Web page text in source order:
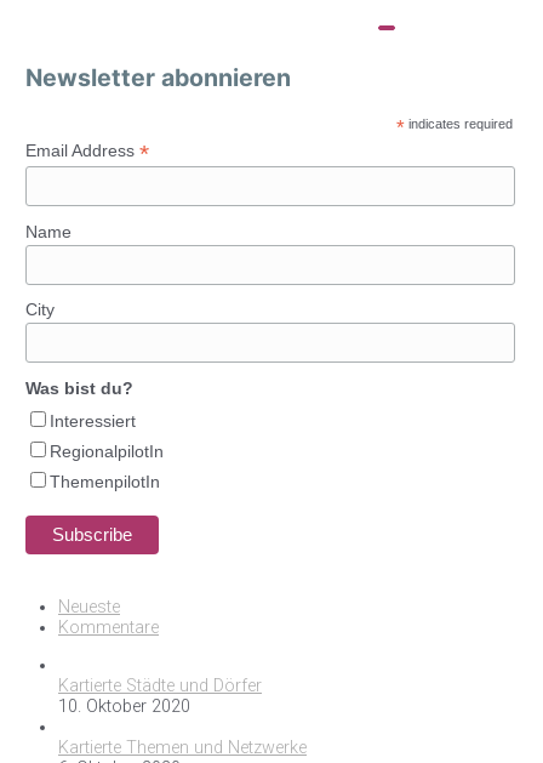
Newsletter abonnieren
* indicates required
Email Address *
Name
City
Was bist du?
Interessiert
RegionalpilotIn
ThemenpilotIn
Neueste
Kommentare
Kartierte Städte und Dörfer
10. Oktober 2020
Kartierte Themen und Netzwerke